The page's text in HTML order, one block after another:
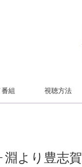
組 視聴方法
より豊志